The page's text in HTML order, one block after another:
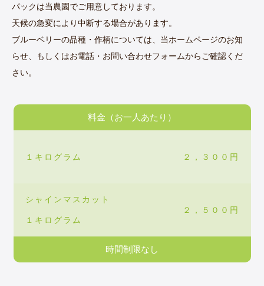
パックは当農園でご用意しております。
天候の急変により中断する場合があります。
ブルーベリーの品種・作柄については、当ホームページのお知
らせ、もしくはお電話・お問い合わせフォームからご確認くだ
さい。
料金（お一人あたり）
１キログラム ２，３００円
シャインマスカット
１キログラム
２，５００円
時間制限なし